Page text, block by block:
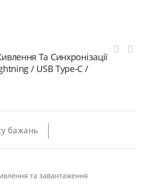
Та Синхронізації
/ USB Type-C /
бажань
та завантаження